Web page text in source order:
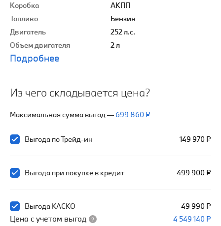
Коробка
АКПП
Топливо
Бензин
Двигатель
252 л.с.
Объем двигателя
2 л
Подробнее
Из чего складывается цена?
Максимальная сумма выгод— 699 860 ₽
149 970 ₽
Выгода по Трейд-ин
499 900 ₽
Выгода при покупке в кредит
49 990 ₽
Выгода КАСКО
Цена с учетом выгод 4 549 140 ₽